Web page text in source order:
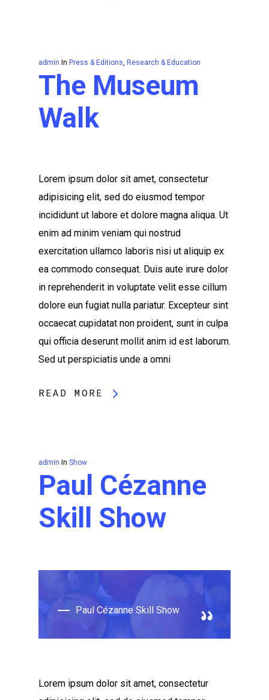
admin In Press & Editions, Research & Education
The Museum
Walk
Lorem ipsum dolor sit amet, consectetur
adipisicing elit, sed do eiusmod tempor
incididunt ut labore et dolore magna aliqua. Ut
enim ad minim veniam qui nostrud
exercitation ullamco laboris nisi ut aliquip ex
ea commodo consequat. Duis aute irure dolor
in reprehenderit in voluptate velit esse cillum
dolore eun fugiat nulla pariatur. Excepteur sint
occaecat cupidatat non proident, sunt in culpa
qui officia deserunt mollit anim id est laborum.
Sed ut perspiciatis unde a omni
READ MORE
admin In Show
Paul Cézanne
Skill Show
Paul Cézanne Skill Show
Lorem ipsum dolor sit amet, consectetur